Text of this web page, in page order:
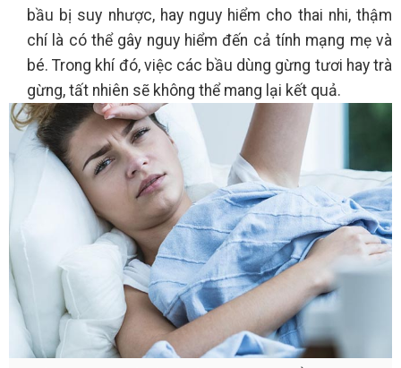
bầu bị suy nhược, hay nguy hiểm cho thai nhi, thậm
chí là có thể gây nguy hiểm đến cả tính mạng mẹ và
bé. Trong khí đó, việc các bầu dùng gừng tươi hay trà
gừng, tất nhiên sẽ không thể mang lại kết quả.